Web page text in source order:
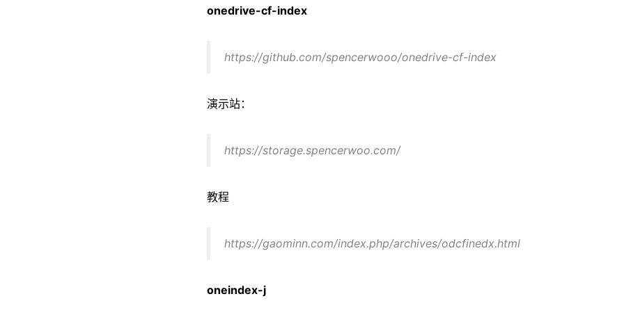
onedrive-cf-index
https://github.com/spencerwooo/onedrive-cf-index
演示站：
https://storage.spencerwoo.com/
教程
https://gaominn.com/index.php/archives/odcfinedx.html
oneindex-j